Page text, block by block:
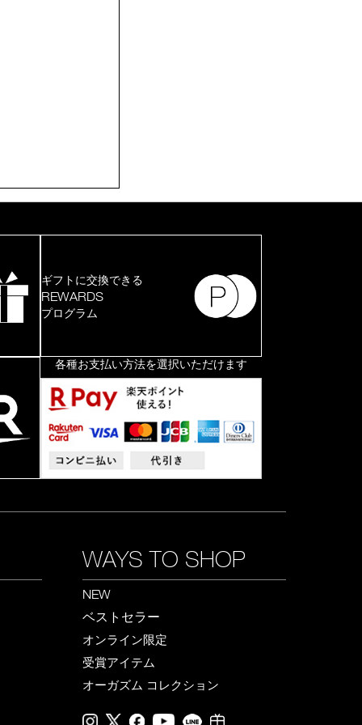
ギフトに交換できる
REWARDS
プログラム
各種お支払い方法を選択いただけます
WAYS TO SHOP
NEW
ベストセラー
オンライン限定
受賞アイテム
オーガズム コレクション